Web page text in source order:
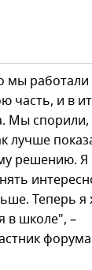
мы работали
часть, и в
Мы
лучше
решению. Я
Теперь я
в школе", –